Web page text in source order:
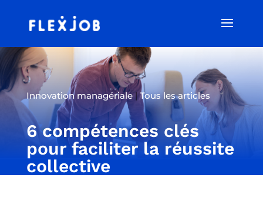
Innovation managériale|Tous les articles
6 compétences clés
pour faciliter la réussite
collective